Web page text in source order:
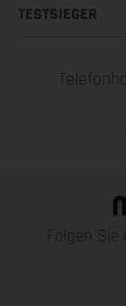
TESTSIEGER
Folgen Sie